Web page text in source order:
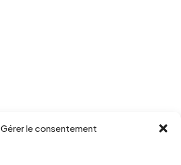
Gérer le consentement